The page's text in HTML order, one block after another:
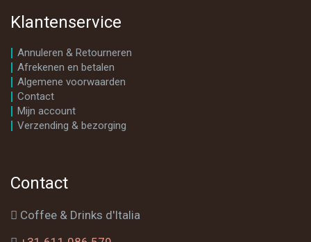
Klantenservice
Annuleren & Retourneren
Afrekenen en betalen
Algemene voorwaarden
Contact
Mijn account
Verzending & bezorging
Contact
Coffee & Drinks d'Italia